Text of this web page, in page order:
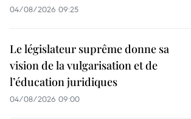
04/08/2026 09:25
Le législateur suprême donne sa
vision de la vulgarisation et de
l’éducation juridiques
04/08/2026 09:00